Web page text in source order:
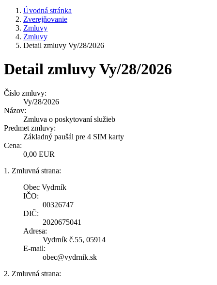
Úvodná stránka
Zverejňovanie
Zmluvy
Zmluvy
Detail zmluvy Vy/28/2026
Detail zmluvy Vy/28/2026
Číslo zmluvy:
Vy/28/2026
Názov:
Zmluva o poskytovaní služieb
Predmet zmluvy:
Základný paušál pre 4 SIM karty
Cena:
0,00 EUR
1. Zmluvná strana:
Obec Vydrník
IČO:
00326747
DIČ:
2020675041
Adresa:
Vydrník č.55, 05914
E-mail:
obec@vydrnik.sk
2. Zmluvná strana: